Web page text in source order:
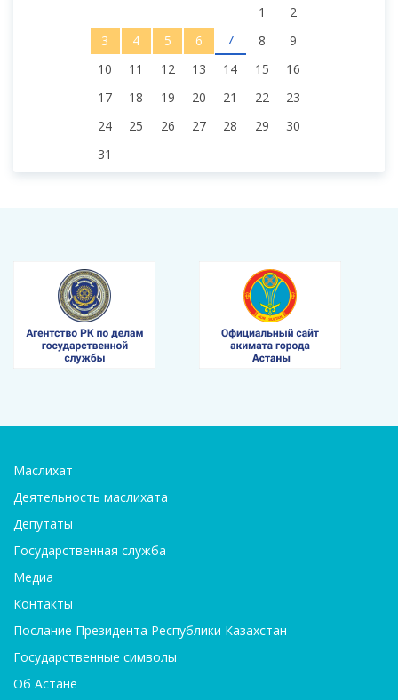
1
2
3
4 5 6 7 8
9
10
11 12 13 14 15
16
17
18 19 20 21 22
23
24
25 26 27 28 29
30
31
Маслихат
Деятельность маслихата
Депутаты
Государственная служба
Медиа
Контакты
Послание Президента Республики Казахстан
Государственные символы
Об Астане